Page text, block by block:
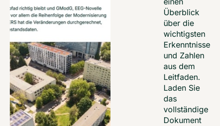
einen
Überblick
über die
wichtigsten
Erkenntnisse
und Zahlen
aus dem
Leitfaden.
Laden Sie
das
vollständige
Dokument